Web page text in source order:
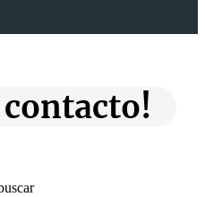
contacto!